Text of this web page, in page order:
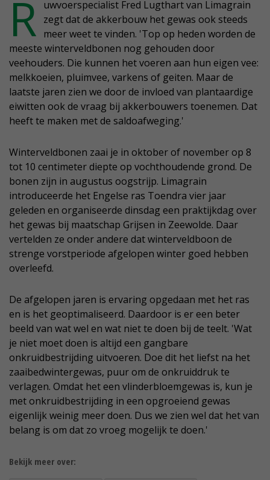
R uwvoerspecialist Fred Lugthart van Limagrain
zegt dat de akkerbouw het gewas ook steeds
meer weet te vinden. 'Top op heden worden de
meeste winterveldbonen nog gehouden door
veehouders. Die kunnen het voeren aan hun eigen vee:
melkkoeien, pluimvee, varkens of geiten. Maar de
laatste jaren zien we door de invloed van plantaardige
eiwitten ook de vraag bij akkerbouwers toenemen. Dat
heeft te maken met de saldoafweging.'
Winterveldbonen zaai je in oktober of november op 8
tot 10 centimeter diepte op vochthoudende grond. De
bonen zijn in augustus oogstrijp. Limagrain
introduceerde het Engelse ras Toendra vier jaar
geleden en organiseerde dinsdag een praktijkdag over
het gewas bij maatschap Grijsen in Zeewolde. Daar
vertelden ze onder andere dat winterveldboon de
strenge vorstperiode afgelopen winter goed hebben
overleefd.
De afgelopen jaren is ervaring opgedaan met het ras
en is het geoptimaliseerd. Daardoor is er een beter
beeld van wat wel en wat niet te doen bij de teelt. 'Wat
je niet moet doen is altijd een gangbare
onkruidbestrijding uitvoeren. Doe dit het liefst na het
zaaibedwintergewas, puur om de onkruiddruk te
verlagen. Omdat het een vlinderbloemgewas is, kun je
met onkruidbestrijding in een opgroeiend gewas
eigenlijk weinig meer doen. Dus we zien wel dat het van
belang is om dat zo vroeg mogelijk te doen.'
Bekijk meer over: